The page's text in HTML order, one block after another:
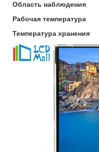
Область наблюдения
Рабочая температура
Температура хранения